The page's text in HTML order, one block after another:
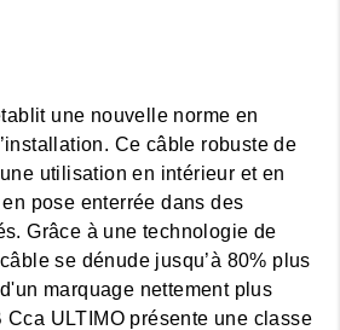
une nouvelle norme en
Ce câble robuste de
utilisation en intérieur et en
pose enterrée dans des
Grâce à une technologie de
se dénude jusqu’à 80% plus
marquage nettement plus
Cca ULTIMO présente une classe